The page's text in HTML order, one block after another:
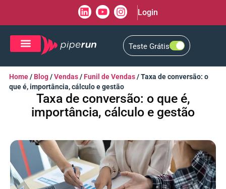
Login
Teste Grátis
Home/ Blog/Vendas/ Funil de Vendas/Taxa de conversão: o
que é, importância, cálculo e gestão
Taxa de conversão: o que é,
importância, cálculo e gestão